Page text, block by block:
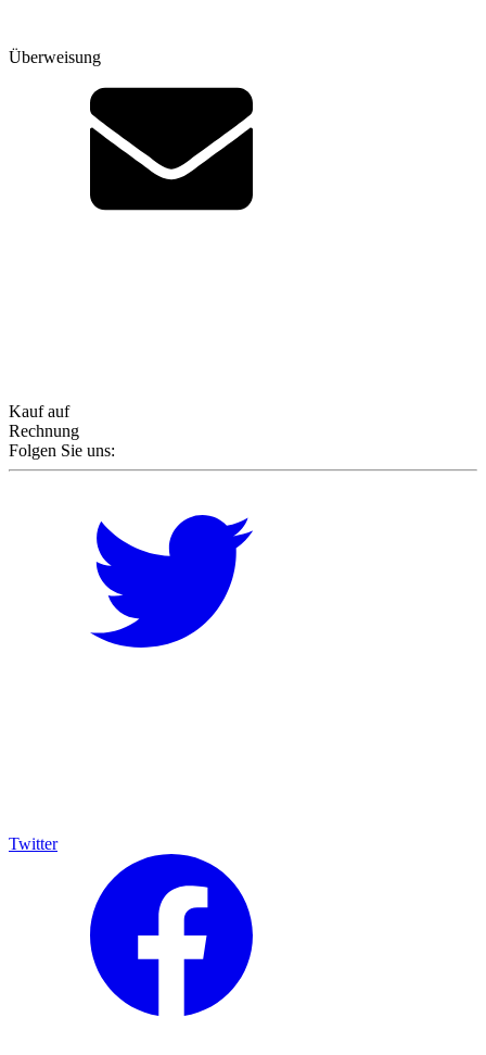
Überweisung
Kauf auf
Rechnung
Folgen Sie uns:
Twitter